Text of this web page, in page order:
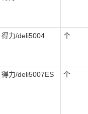
得力/deli5004 个
得力/deli5007ES 个